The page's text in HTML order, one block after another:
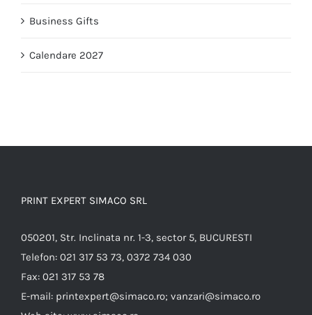
Business Gifts
Calendare 2027
PRINT EXPERT SIMACO SRL
050201, Str. Inclinata nr. 1-3, sector 5, BUCURESTI
Telefon: 021 317 53 73, 0372 734 030
Fax: 021 317 53 78
E-mail: printexpert@simaco.ro; vanzari@simaco.ro